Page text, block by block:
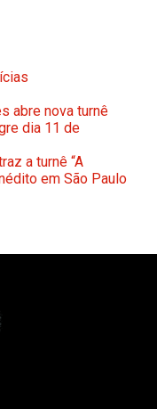
abre nova turnê
dia 11 de
a turnê “A
em São Paulo